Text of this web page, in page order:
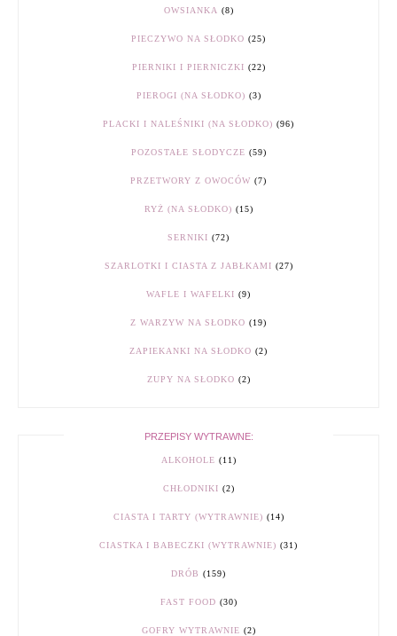
OWSIANKA (8)
PIECZYWO NA SŁODKO (25)
PIERNIKI I PIERNICZKI (22)
PIEROGI (NA SŁODKO) (3)
PLACKI I NALEŚNIKI (NA SŁODKO) (96)
POZOSTAŁE SŁODYCZE (59)
PRZETWORY Z OWOCÓW (7)
RYŻ (NA SŁODKO) (15)
SERNIKI (72)
SZARLOTKI I CIASTA Z JABŁKAMI (27)
WAFLE I WAFELKI (9)
Z WARZYW NA SŁODKO (19)
ZAPIEKANKI NA SŁODKO (2)
ZUPY NA SŁODKO (2)
PRZEPISY WYTRAWNE:
ALKOHOLE (11)
CHŁODNIKI (2)
CIASTA I TARTY (WYTRAWNIE) (14)
CIASTKA I BABECZKI (WYTRAWNIE) (31)
DRÓB (159)
FAST FOOD (30)
GOFRY WYTRAWNIE (2)